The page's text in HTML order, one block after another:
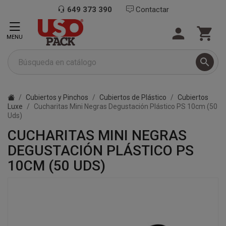
649 373 390 Contactar

 
MENU
Cubiertos y Pinchos Cubiertos de Plástico
Cubiertos
Luxe
Cucharitas Mini Negras Degustación Plástico PS 10cm (50
Uds)
CUCHARITAS MINI NEGRAS
DEGUSTACIÓN PLÁSTICO PS
10CM (50 UDS)